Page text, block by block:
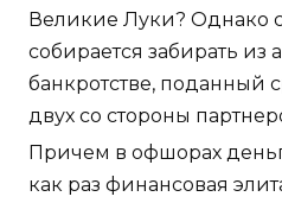
Великие Луки? Однако
собирается забирать из
банкротстве, поданный
двух со стороны
Причем в офшорах
как раз финансовая